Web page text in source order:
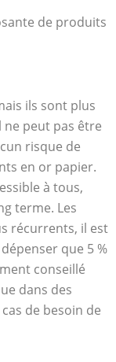
de produits
ils sont plus
ne peut pas être
risque de
en or papier.
à tous,
terme. Les
récurrents, il est
que 5 %
conseillé
dans des
de besoin de